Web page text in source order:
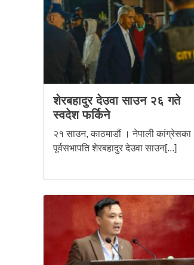
शेरबहादुर देउवा साउन २६ गते
स्वदेश फर्किने
२१ साउन, काठमाडौं । नेपाली कांग्रेसका
पूर्वसभापति शेरबहादुर देउवा साउन[...]